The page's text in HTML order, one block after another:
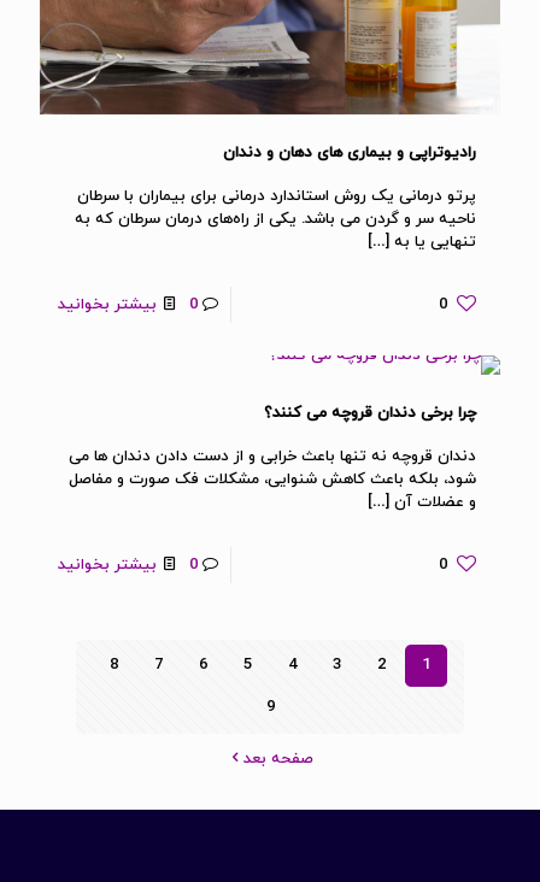
رادیوتراپی و بیماری های دهان و دندان
پرتو درمانی یک روش استاندارد درمانی برای بیماران با سرطان
ناحیه سر و گردن می باشد. یکی از راه‌های درمان سرطان که به
تنهایی یا به […]
0
0 بیشتر بخوانید
چرا برخی دندان قروچه می کنند؟
دندان‌ قروچه نه تنها باعث خرابی و از دست دادن دندان ها می
شود، بلکه باعث کاهش شنوایی، مشکلات فک صورت و مفاصل
و عضلات آن […]
0
0 بیشتر بخوانید
1
2
3
4
5
6
7
8
9
صفحه بعد